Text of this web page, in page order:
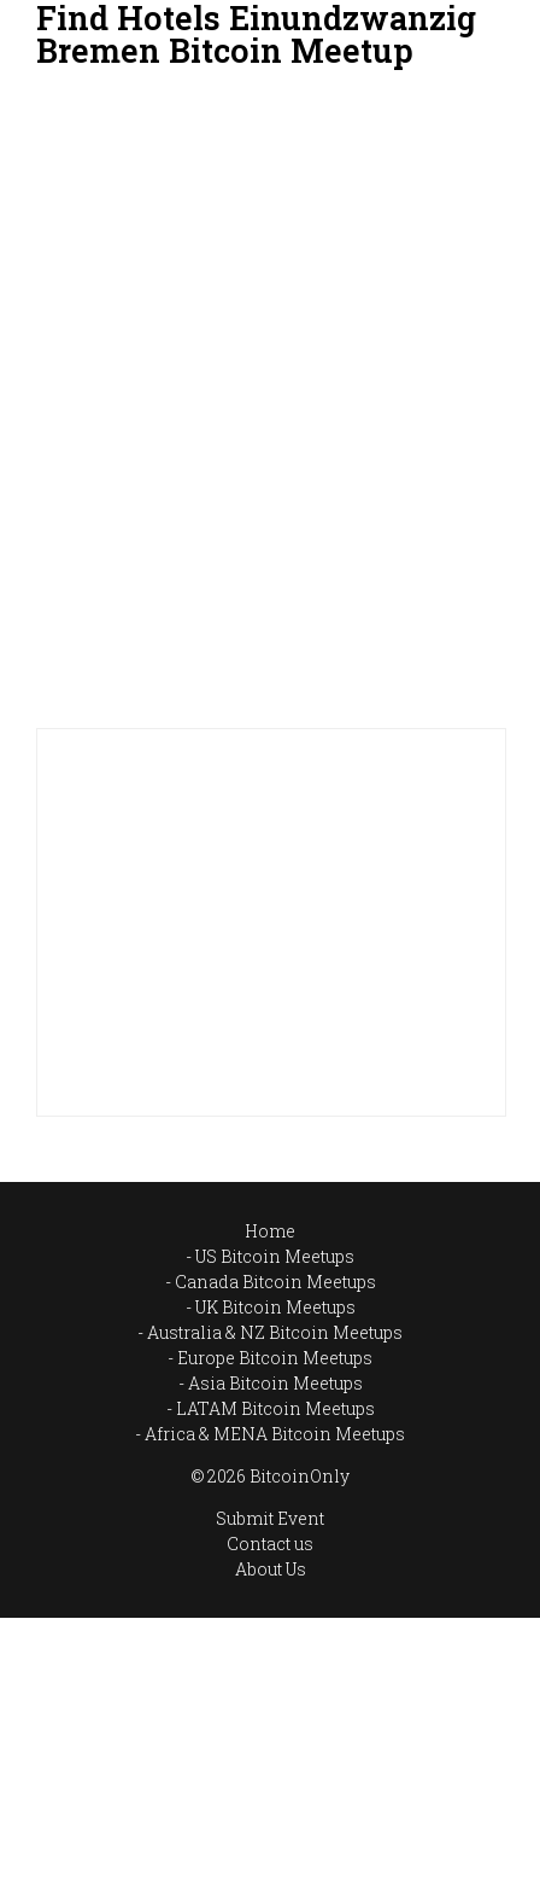
Find Hotels Einundzwanzig
Bremen Bitcoin Meetup
Home
US Bitcoin Meetups
Canada Bitcoin Meetups
UK Bitcoin Meetups
Australia & NZ Bitcoin Meetups
Europe Bitcoin Meetups
Asia Bitcoin Meetups
LATAM Bitcoin Meetups
Africa & MENA Bitcoin Meetups
© 2026 BitcoinOnly
Submit Event
Contact us
About Us